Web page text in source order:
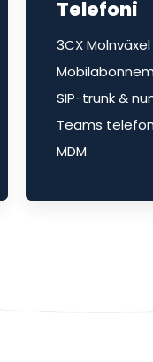
Telefoni
3CX Molnväxel
SIP-trunk &
Teams
MDM